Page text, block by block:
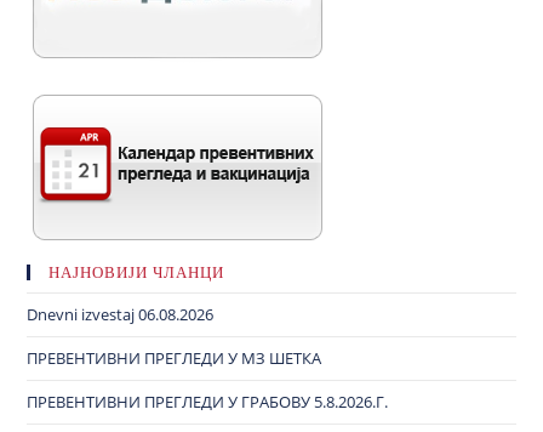
НАЈНОВИЈИ ЧЛАНЦИ
Dnevni izvestaj 06.08.2026
ПРЕВЕНТИВНИ ПРЕГЛЕДИ У МЗ ШЕТКА
ПРЕВЕНТИВНИ ПРЕГЛЕДИ У ГРАБОВУ 5.8.2026.Г.